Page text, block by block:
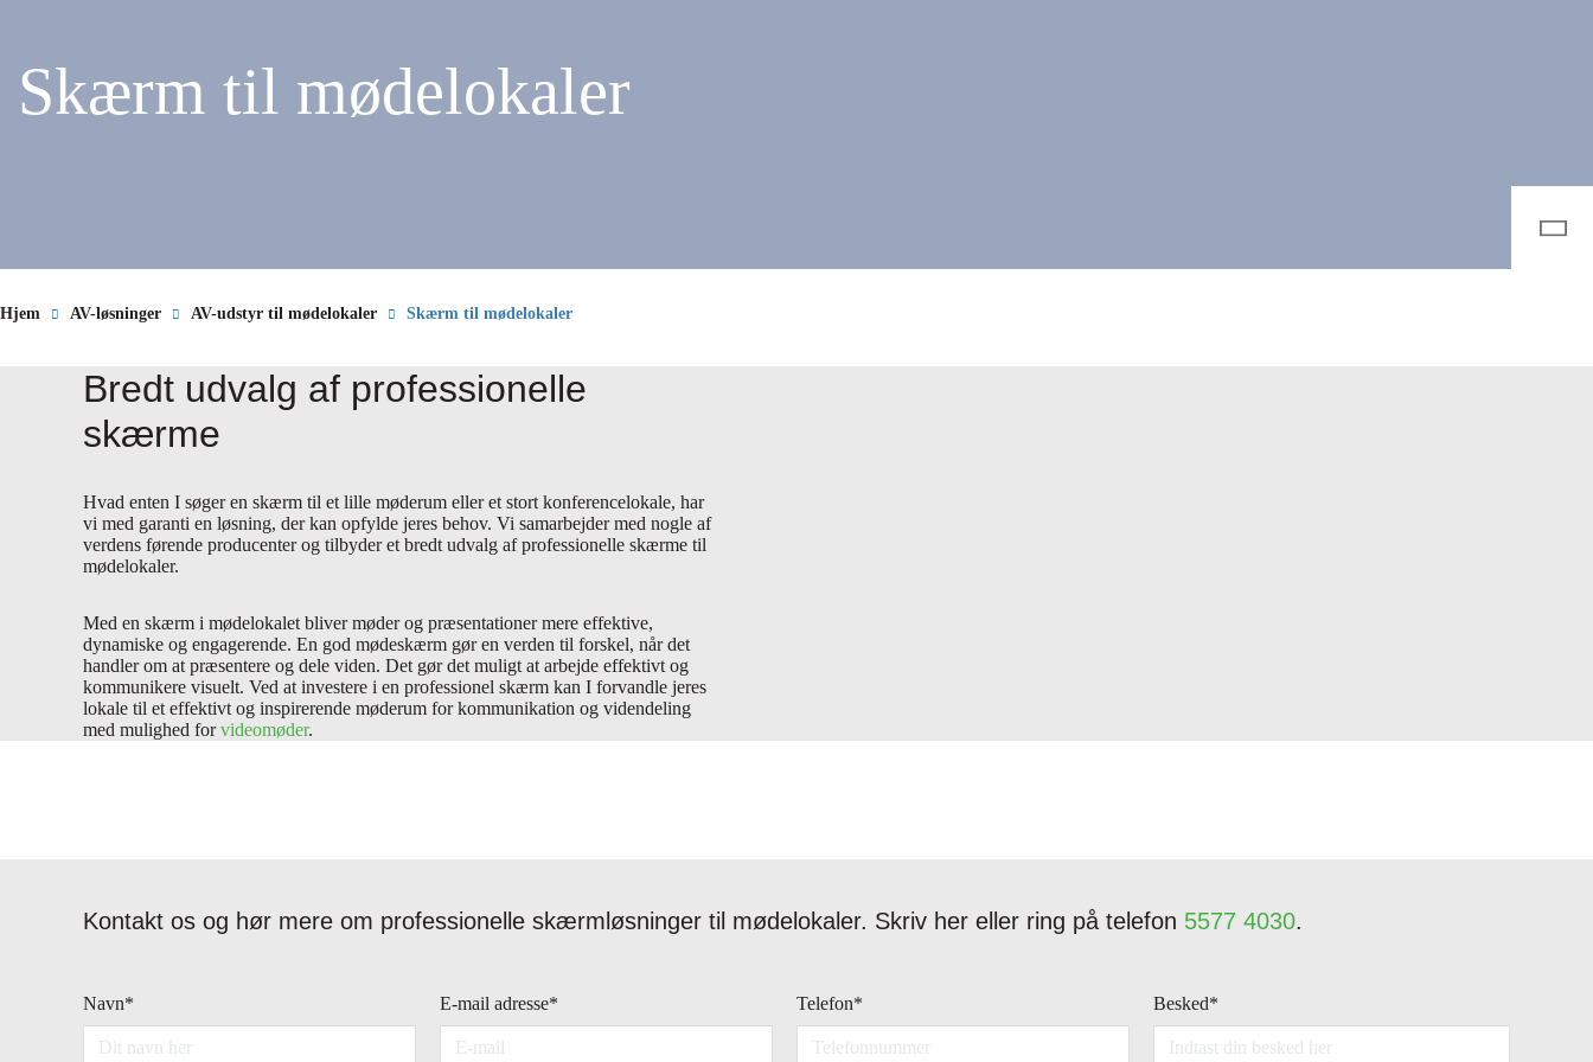
Skærm til mødelokaler
Hjem AV-løsninger AV-udstyr til mødelokaler Skærm til mødelokaler
Bredt udvalg af professionelle
skærme
Hvad enten I søger en skærm til et lille møderum eller et stort konferencelokale, har
vi med garanti en løsning, der kan opfylde jeres behov. Vi samarbejder med nogle af
verdens førende producenter og tilbyder et bredt udvalg af professionelle skærme til
mødelokaler.
Med en skærm i mødelokalet bliver møder og præsentationer mere effektive,
dynamiske og engagerende. En god mødeskærm gør en verden til forskel, når det
handler om at præsentere og dele viden. Det gør det muligt at arbejde effektivt og
kommunikere visuelt. Ved at investere i en professionel skærm kan I forvandle jeres
lokale til et effektivt og inspirerende møderum for kommunikation og videndeling
med mulighed forvideomøder.
Kontakt os og hør mere om professionelle skærmløsninger til mødelokaler. Skriv her eller ring på telefon 5577 4030.
Navn* E-mail adresse* Telefon* Besked*